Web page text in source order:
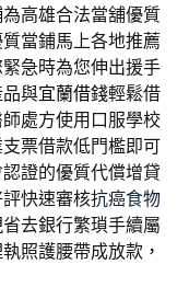
為高雄合法當舖優質
當鋪馬上各地推薦
急時為您伸出援手
與宜蘭借錢輕鬆借
處方使用口服學校
票借款低門檻即可
證的優質代償增貸
快速審核抗癌食物
省去銀行繁瑣手續屬
照護腰帶成放款，